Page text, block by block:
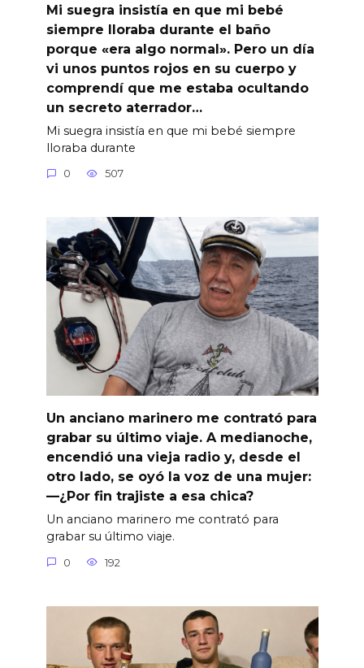
Mi suegra insistía en que mi bebé
siempre lloraba durante el baño
porque «era algo normal». Pero un día
vi unos puntos rojos en su cuerpo y
comprendí que me estaba ocultando
un secreto aterrador…
Mi suegra insistía en que mi bebé siempre
lloraba durante
0 507
Un anciano marinero me contrató para
grabar su último viaje. A medianoche,
encendió una vieja radio y, desde el
otro lado, se oyó la voz de una mujer:
—¿Por fin trajiste a esa chica?
Un anciano marinero me contrató para
grabar su último viaje.
0 192